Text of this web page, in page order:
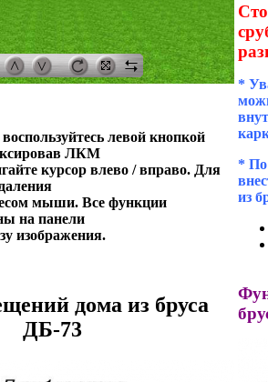
левой кнопкой
ЛКМ
курсор влево / вправо. Для
мыши. Все функции
на панели
изображения.
дома из бруса
ДБ-73
*
*
из